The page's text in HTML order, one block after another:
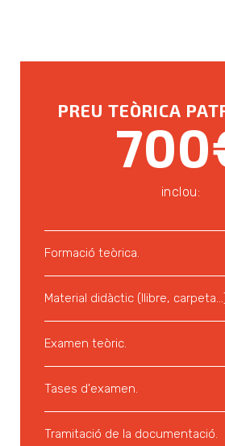
PREU TEÒRICA
inclou:
Formació teòrica.
Material didàctic (llibre,
Examen teòric.
Tases d'examen.
Tramitació de la documentació.